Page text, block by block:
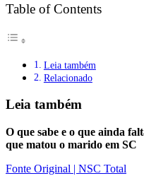
Table of Contents
Leia também
Relacionado
Leia também
O que sabe e o que ainda
que matou o marido em SC
Fonte Original | NSC Total